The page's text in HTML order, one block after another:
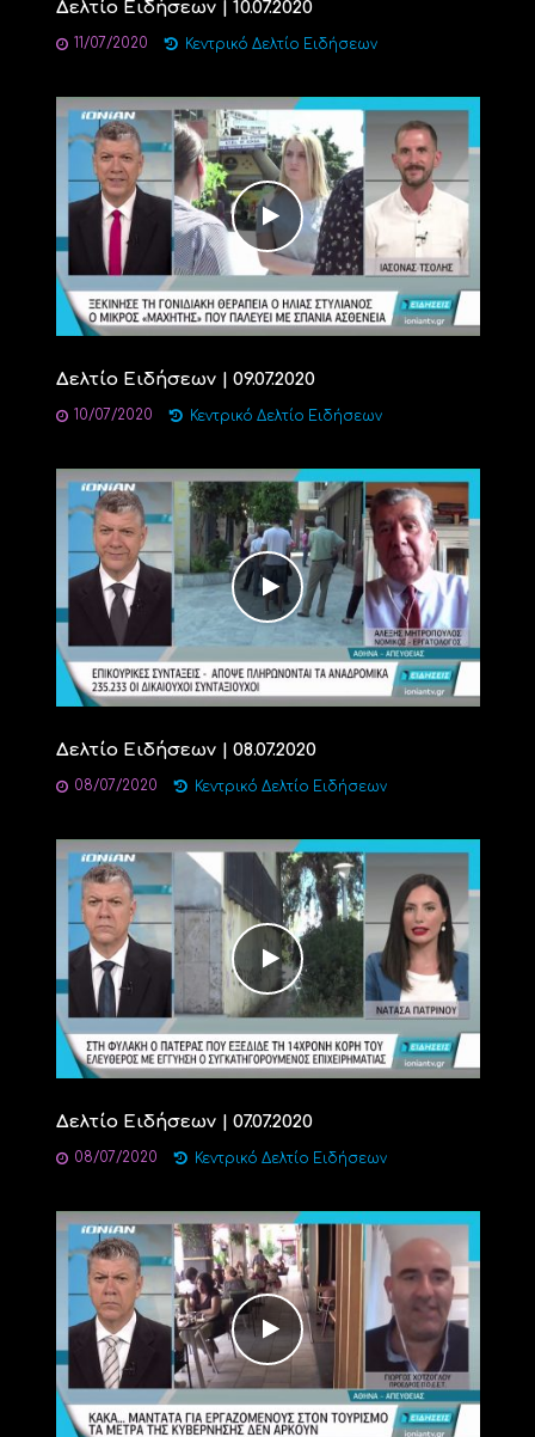
Δελτίο Ειδήσεων | 10.07.2020
11/07/2020 Κεντρικό Δελτίο Ειδήσεων
Δελτίο Ειδήσεων | 09.07.2020
10/07/2020 Κεντρικό Δελτίο Ειδήσεων
Δελτίο Ειδήσεων | 08.07.2020
08/07/2020 Κεντρικό Δελτίο Ειδήσεων
Δελτίο Ειδήσεων | 07.07.2020
08/07/2020 Κεντρικό Δελτίο Ειδήσεων